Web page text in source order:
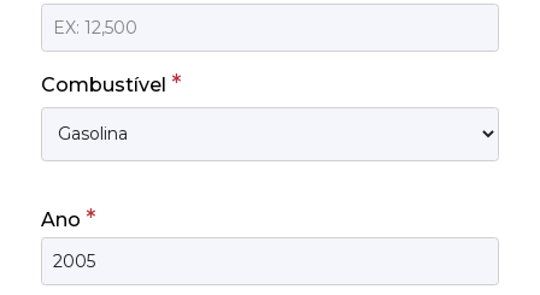
Combustível *
Ano *